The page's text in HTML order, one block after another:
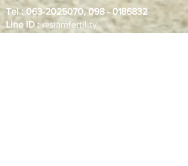
​​Tel : 063-2025070,098 - 0186832
Line ID :@siamfertility